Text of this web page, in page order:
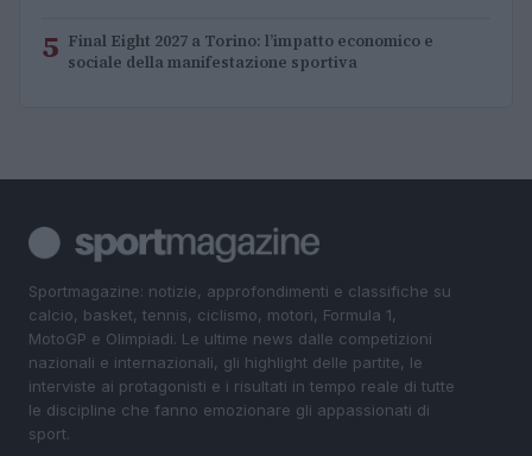
5 Final Eight 2027 a Torino: l’impatto economico e
sociale della manifestazione sportiva
Sportmagazine: notizie, approfondimenti e classifiche su
calcio, basket, tennis, ciclismo, motori, Formula 1,
MotoGP e Olimpiadi. Le ultime news dalle competizioni
nazionali e internazionali, gli highlight delle partite, le
interviste ai protagonisti e i risultati in tempo reale di tutte
le discipline che fanno emozionare gli appassionati di
sport.